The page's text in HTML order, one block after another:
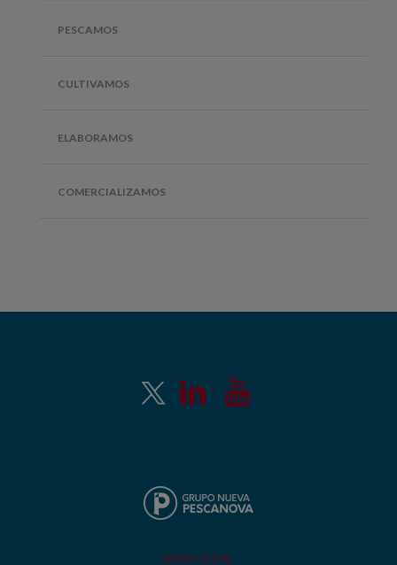
PESCAMOS
CULTIVAMOS
ELABORAMOS
COMERCIALIZAMOS
AVISO LEGAL